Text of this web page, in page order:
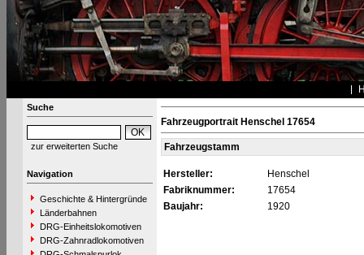
Suche
zur erweiterten Suche
Navigation
Geschichte & Hintergründe
Länderbahnen
DRG-Einheitslokomotiven
DRG-Zahnradlokomotiven
Fahrzeugportrait Henschel 17654
Fahrzeugstamm
Hersteller:
Henschel
Fabriknummer:
17654
Baujahr:
1920